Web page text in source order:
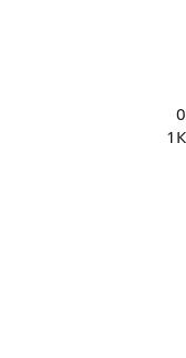
0
1К